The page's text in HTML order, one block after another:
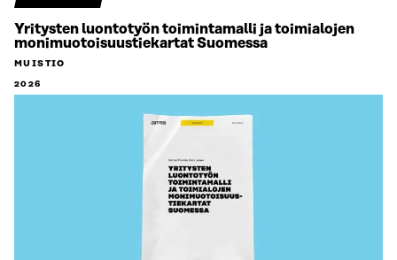
Yritysten luontotyön toimintamalli ja toimialojen
monimuotoisuustiekartat Suomessa
MUISTIO
2026